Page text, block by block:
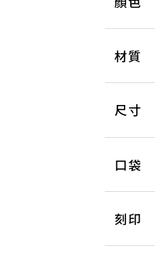
材質
尺寸
口袋
刻印